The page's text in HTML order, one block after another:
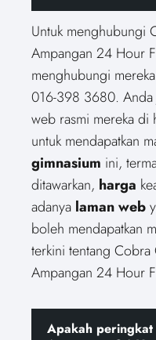
Untuk menghubungi
Ampangan 24 Hour
menghubungi
016-398 3680. Anda
web rasmi mereka
untuk mendapatkan
gimnasium ini,
ditawarkan, harga
adanya laman web
boleh mendapatkan
terkini tentang Cobra
Ampangan 24 Hour
Apakah peringkat